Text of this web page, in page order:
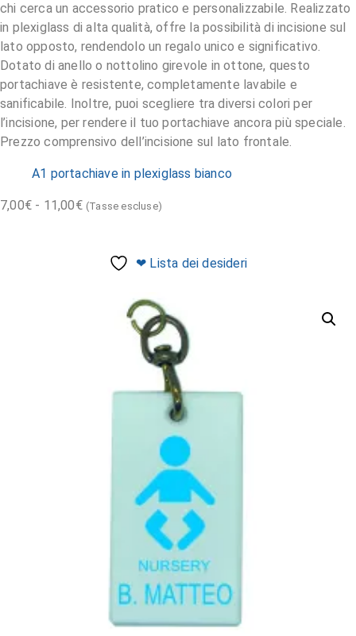
chi cerca un accessorio pratico e personalizzabile. Realizzato
in plexiglass di alta qualità, offre la possibilità di incisione sul
lato opposto, rendendolo un regalo unico e significativo.
Dotato di anello o nottolino girevole in ottone, questo
portachiave è resistente, completamente lavabile e
sanificabile. Inoltre, puoi scegliere tra diversi colori per
l’incisione, per rendere il tuo portachiave ancora più speciale.
Prezzo comprensivo dell’incisione sul lato frontale.
A1 portachiave in plexiglass bianco
7,00€ - 11,00€ (Tasse escluse)
❤ Lista dei desideri